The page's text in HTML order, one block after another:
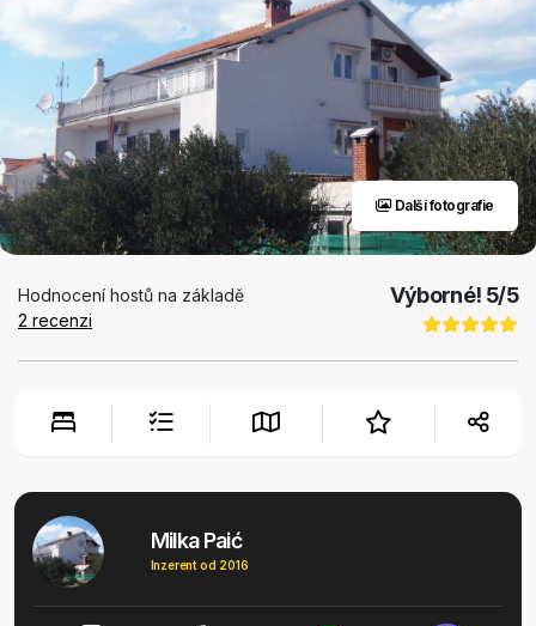
Další fotografie
Hodnocení hostů na základě
2 recenzi
Výborné! 5/5
Milka Paić
Inzerent od 2016